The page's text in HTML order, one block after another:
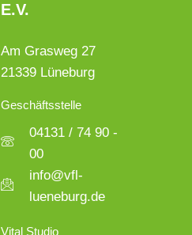
E.V.
Am Grasweg 27
21339 Lüneburg
Geschäftsstelle
04131 / 74 90 -
00
info@vfl-
lueneburg.de
Vital Studio